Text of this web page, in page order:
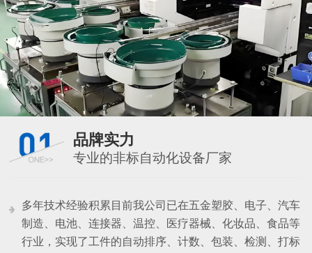
品牌实力
专业的非标自动化设备厂家
多年技术经验积累目前我公司已在五金塑胶、电子、汽车
制造、电池、连接器、温控、医疗器械、化妆品、食品等
行业，实现了工件的自动排序、计数、包装、检测、打标